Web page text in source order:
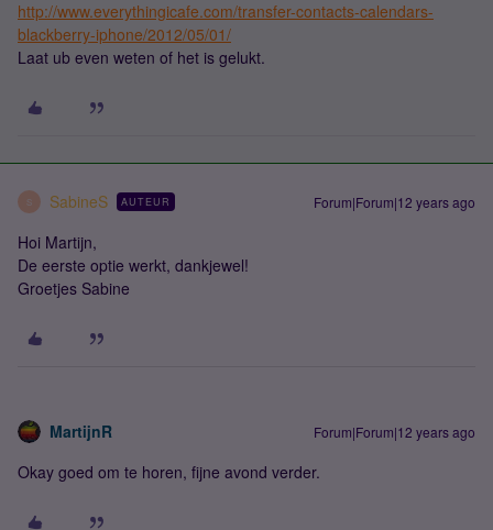
http://www.everythingicafe.com/transfer-contacts-calendars-
blackberry-iphone/2012/05/01/
Laat ub even weten of het is gelukt.
S SabineS AUTEUR Forum|Forum|12 years ago
Hoi Martijn,
De eerste optie werkt, dankjewel!
Groetjes Sabine
MartijnR Forum|Forum|12 years ago
Okay goed om te horen, fijne avond verder.